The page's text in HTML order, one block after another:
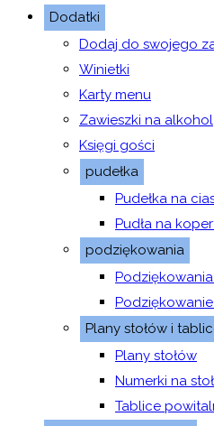
Dodatki
Dodaj do swojego
Winietki
Karty menu
Zawieszki na alkohol
Księgi gości
pudełka
Pudełka na
Pudła na
podziękowania
Plany stołów i
Plany stołów
Numerki na
Tablice